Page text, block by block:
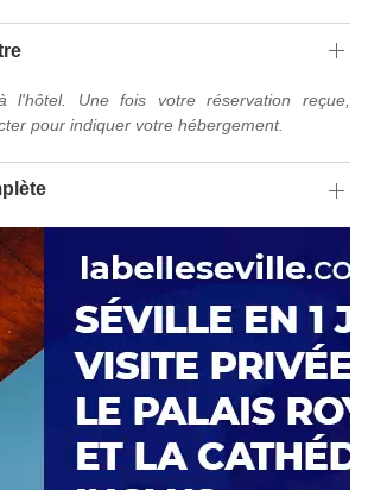
l'hôtel. Une fois votre réservation reçue,
pour indiquer votre hébergement.